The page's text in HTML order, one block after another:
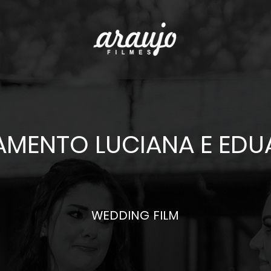
LUCIANA E
WEDDING FILM